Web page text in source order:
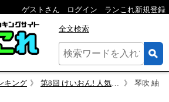
ゲストさん ログイン ランこれ新規登録
全文検索
キング 第8回 けいおん! 人気キャラクターランキング 琴吹 紬